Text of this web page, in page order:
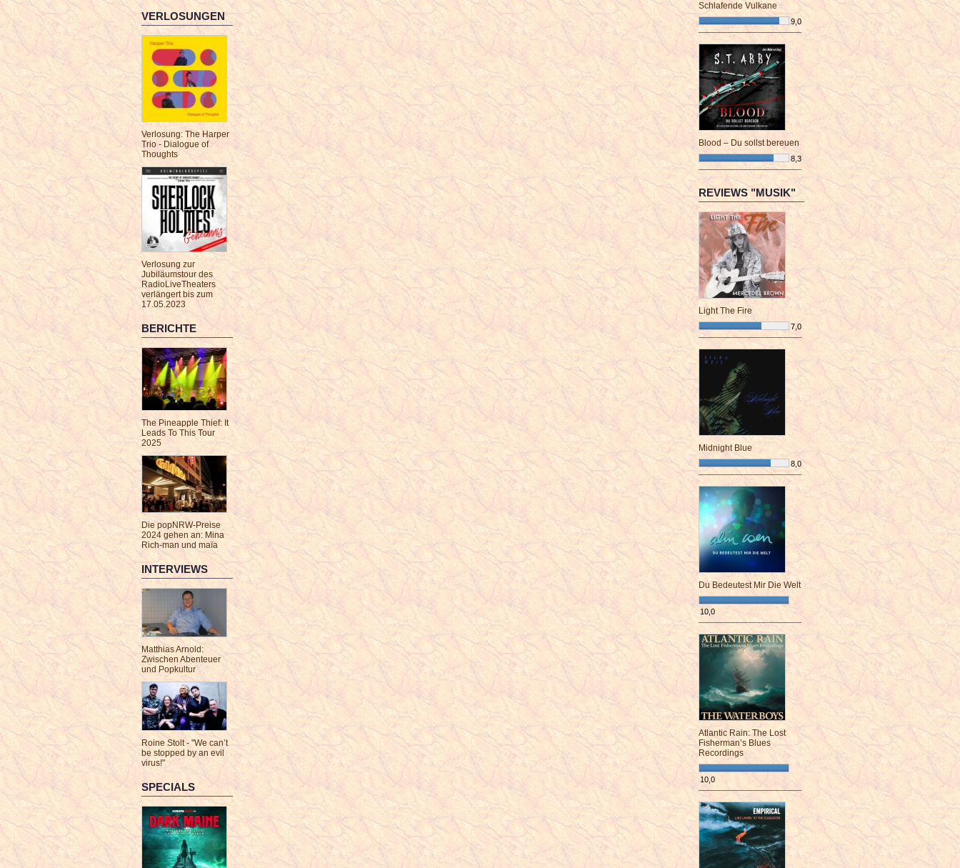
VERLOSUNGEN
Verlosung: The Harper
Trio - Dialogue of
Thoughts
Verlosung zur
Jubiläumstour des
RadioLiveTheaters
verlängert bis zum
17.05.2023
BERICHTE
The Pineapple Thief: It
Leads To This Tour
2025
Die popNRW-Preise
2024 gehen an: Mina
Rich-man und maïa
INTERVIEWS
Matthias Arnold:
Zwischen Abenteuer
und Popkultur
Roine Stolt - "We can’t
be stopped by an evil
virus!"
SPECIALS
Schlafende Vulkane
9,0
¯¯¯¯¯¯¯¯¯¯¯¯¯¯¯¯¯¯¯¯¯¯¯¯
Blood – Du sollst bereuen
8,3
¯¯¯¯¯¯¯¯¯¯¯¯¯¯¯¯¯¯¯¯¯¯¯¯
REVIEWS "MUSIK"
Light The Fire
7,0
¯¯¯¯¯¯¯¯¯¯¯¯¯¯¯¯¯¯¯¯¯¯¯¯
Midnight Blue
8,0
¯¯¯¯¯¯¯¯¯¯¯¯¯¯¯¯¯¯¯¯¯¯¯¯
Du Bedeutest Mir Die Welt
10,0
¯¯¯¯¯¯¯¯¯¯¯¯¯¯¯¯¯¯¯¯¯¯¯¯
Atlantic Rain: The Lost
Fisherman’s Blues
Recordings
10,0
¯¯¯¯¯¯¯¯¯¯¯¯¯¯¯¯¯¯¯¯¯¯¯¯